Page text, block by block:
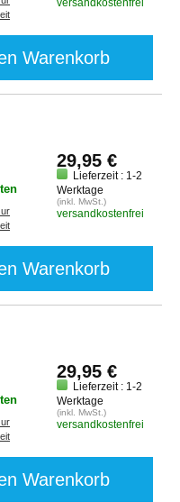
Warenkorb
29,95 €
Lieferzeit : 1-2
Werktage
(inkl. MwSt.)
versandkostenfrei
Warenkorb
29,95 €
Lieferzeit : 1-2
Werktage
(inkl. MwSt.)
versandkostenfrei
Warenkorb